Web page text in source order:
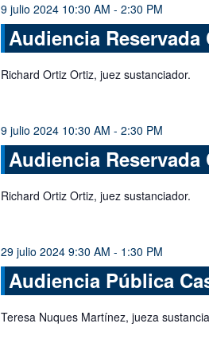
9 julio 2024 10:30 AM - 2:30 PM
Audiencia Reservada
Richard Ortiz Ortiz, juez sustanciador.
9 julio 2024 10:30 AM - 2:30 PM
Audiencia Reservada
Richard Ortiz Ortiz, juez sustanciador.
29 julio 2024 9:30 AM - 1:30 PM
Audiencia Pública
Teresa Nuques Martínez, jueza